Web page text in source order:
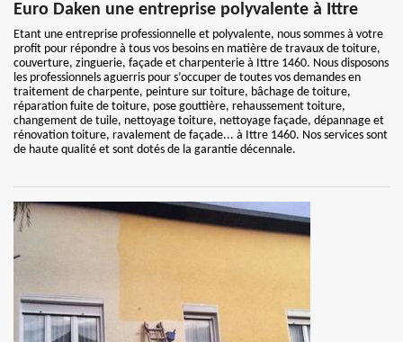
Euro Daken une entreprise polyvalente à Ittre
Etant une entreprise professionnelle et polyvalente, nous sommes à votre
profit pour répondre à tous vos besoins en matière de travaux de toiture,
couverture, zinguerie, façade et charpenterie à Ittre 1460. Nous disposons
les professionnels aguerris pour s’occuper de toutes vos demandes en
traitement de charpente, peinture sur toiture, bâchage de toiture,
réparation fuite de toiture, pose gouttière, rehaussement toiture,
changement de tuile, nettoyage toiture, nettoyage façade, dépannage et
rénovation toiture, ravalement de façade... à Ittre 1460. Nos services sont
de haute qualité et sont dotés de la garantie décennale.